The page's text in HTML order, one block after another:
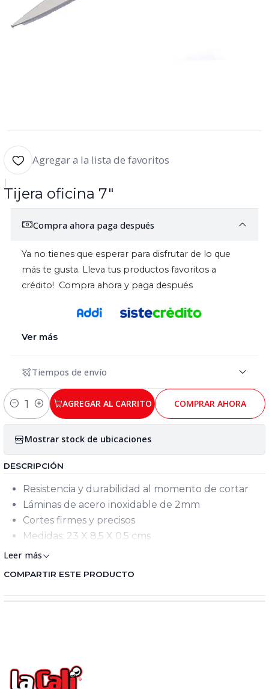
Agregar a la lista de favoritos
|
Tijera oficina 7"
Compra ahora paga después
Ya no tienes que esperar para disfrutar de lo que
más te gusta. Lleva tus productos favoritos a
crédito! Compra ahora y paga después
Ver más
Tiempos de envío
Cantidad
AGREGAR AL CARRITO COMPRAR AHORA
Mostrar stock de ubicaciones
DESCRIPCIÓN
Resistencia y durabilidad al momento de cortar
Láminas de acero inoxidable de 2mm
Cortes firmes y precisos
Medidas: 23 X 8,5 X 0.5 cms
Leer más
COMPARTIR ESTE PRODUCTO